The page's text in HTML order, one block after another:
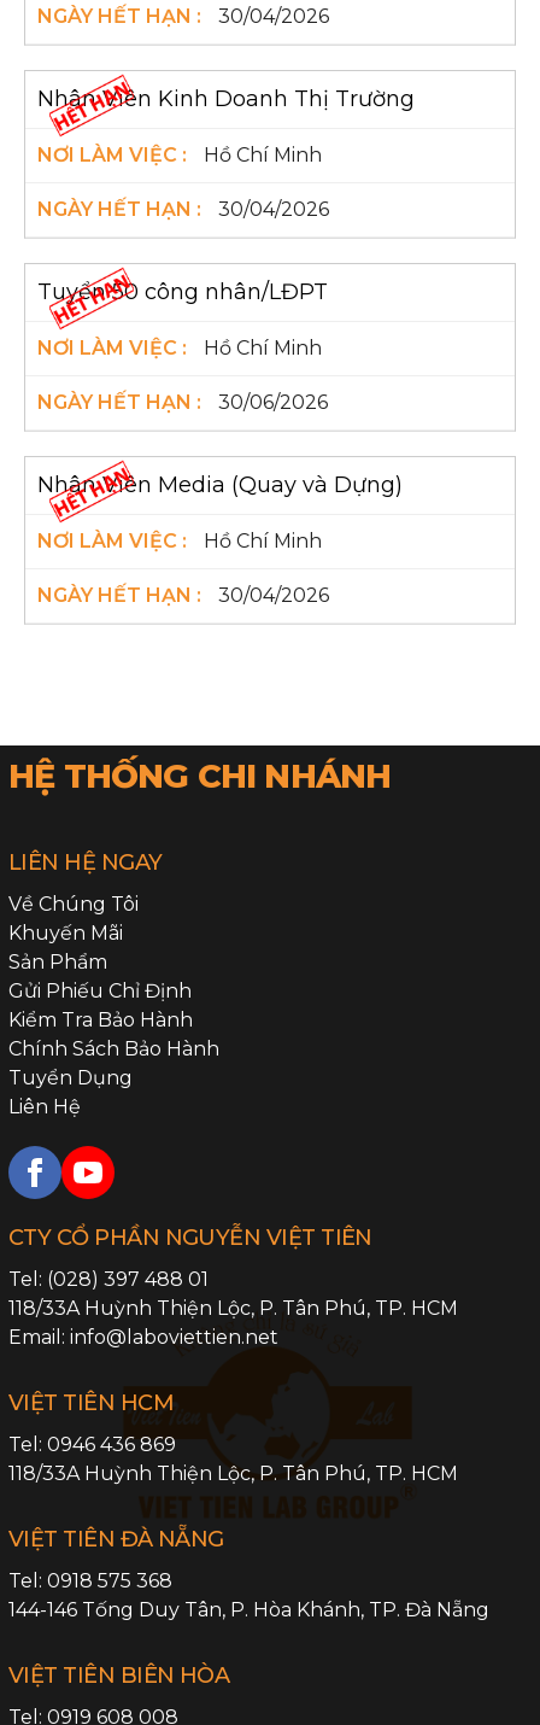
30/04/2026
Nhân Viên Kinh Doanh Thị Trường
Hồ Chí Minh
30/04/2026
Tuyển 50 công nhân/LĐPT
Hồ Chí Minh
30/06/2026
Nhân Viên Media (Quay và Dựng)
Hồ Chí Minh
30/04/2026
HỆ THỐNG CHI NHÁNH
CTY CỔ PHẦN NGUYỄN VIỆT TIÊN
Tel: (028) 397 488 01
118/33A Huỳnh Thiện Lộc, P. Tân Phú, TP. HCM
Email: info@laboviettien.net
VIỆT TIÊN HCM
Tel: 0946 436 869
118/33A Huỳnh Thiện Lộc, P. Tân Phú, TP. HCM
VIỆT TIÊN ĐÀ NẴNG
Tel: 0918 575 368
144-146 Tống Duy Tân, P. Hòa Khánh, TP. Đà Nẵng
VIỆT TIÊN BIÊN HÒA
Tel: 0919 608 008
LIÊN HỆ NGAY
Về Chúng Tôi
Khuyến Mãi
Sản Phẩm
Gửi Phiếu Chỉ Định
Kiểm Tra Bảo Hành
Chính Sách Bảo Hành
Tuyển Dụng
Liên Hệ